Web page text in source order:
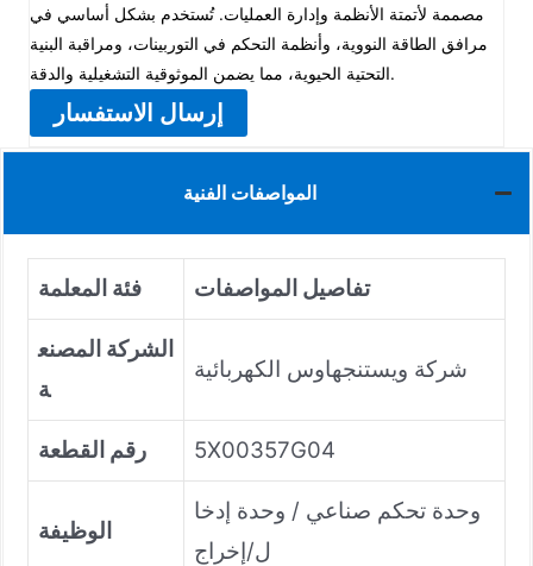
مصممة لأتمتة الأنظمة وإدارة العمليات. تُستخدم بشكل أساسي في
مرافق الطاقة النووية، وأنظمة التحكم في التوربينات، ومراقبة البنية
التحتية الحيوية، مما يضمن الموثوقية التشغيلية والدقة.
إرسال الاستفسار
المواصفات الفنية
فئة المعلمة تفاصيل المواصفات
الشركة المصنع
ة
شركة ويستنجهاوس الكهربائية
رقم القطعة 5X00357G04
الوظيفة
وحدة تحكم صناعي / وحدة إدخا
ل/إخراج